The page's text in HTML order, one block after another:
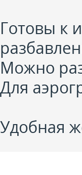
Готовы к
Можно
Для
Удобная